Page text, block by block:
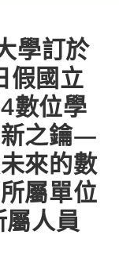
學訂於
假國立
數位學
之鑰—
來的數
屬單位
人員